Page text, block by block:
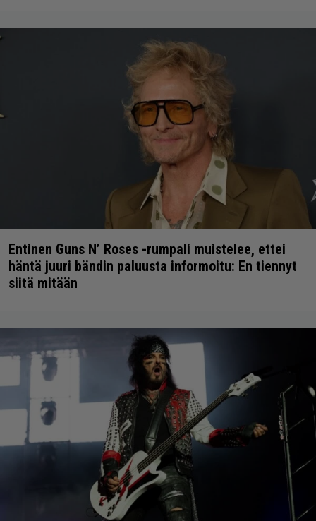
Entinen Guns N’ Roses -rumpali muistelee, ettei
häntä juuri bändin paluusta informoitu: En tiennyt
siitä mitään